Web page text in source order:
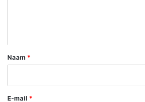
*
Naam *
E-mail *